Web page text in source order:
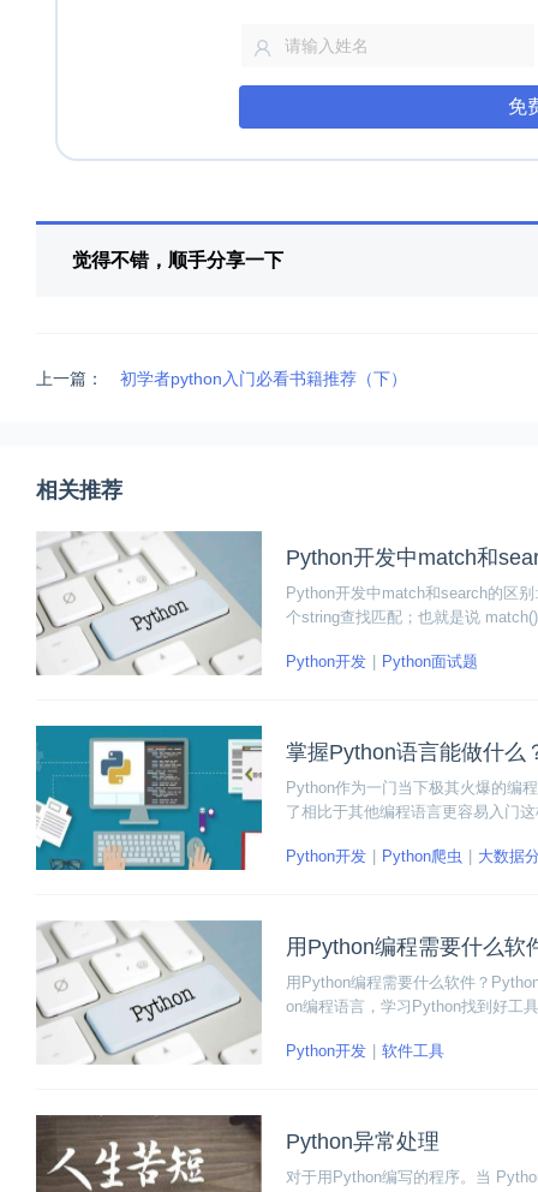
免
觉得不错，顺手分享一下
上一篇： 初学者python入门必看书籍推荐（下）
相关推荐
Python开发中match和
Python开发中match和search的区
个string查找匹配；也就是说
Python开发
Python面试题
掌握Python语言能做什么
Python作为一门当下极其火爆的编
了相比于其他编程语言更容易入门
Python开发
Python爬虫 大数据
用Python编程需要什么软
用Python编程需要什么软件？
on编程语言，学习Python找到好工
Python开发 软件工具
Python异常处理
对于用Python编写的程序。当